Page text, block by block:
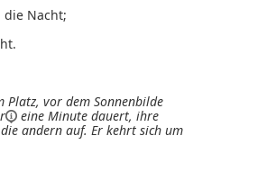
Nacht;
Platz, vor dem Sonnenbilde
eine Minute dauert, ihre
andern auf. Er kehrt sich um